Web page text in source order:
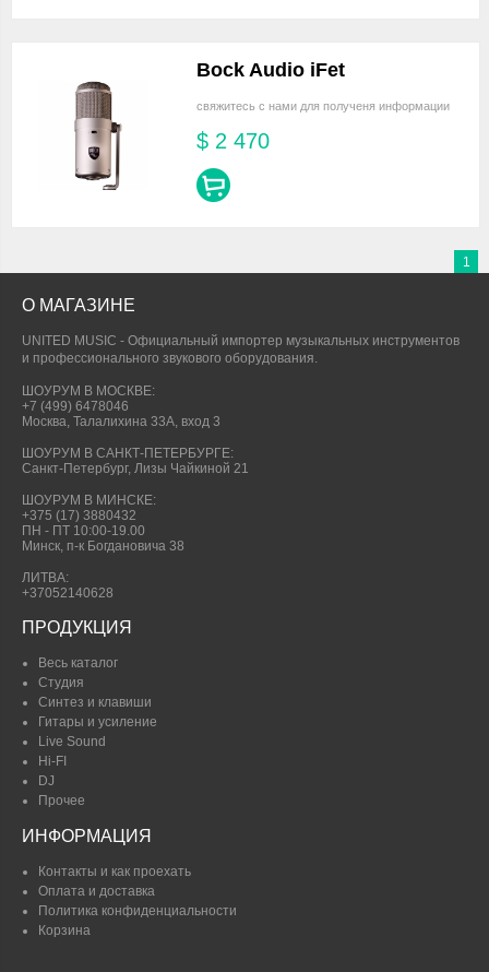
Bock Audio iFet
свяжитесь с нами для полученя информации
$ 2 470
1
О МАГАЗИНЕ
UNITED MUSIC - Официальный импортер музыкальных инструментов
и профессионального звукового оборудования.
ШОУРУМ В МОСКВЕ:
+7 (499) 6478046
Москва, Талалихина 33А, вход 3
ШОУРУМ В САНКТ-ПЕТЕРБУРГЕ:
Санкт-Петербург, Лизы Чайкиной 21
ШОУРУМ В МИНСКЕ:
+375 (17) 3880432
ПН - ПТ 10:00-19.00
Минск, п-к Богдановича 38
ЛИТВА:
+37052140628
ПРОДУКЦИЯ
Весь каталог
Студия
Синтез и клавиши
Гитары и усиление
Live Sound
Hi-FI
DJ
Прочее
ИНФОРМАЦИЯ
Контакты и как проехать
Оплата и доставка
Политика конфиденциальности
Корзина